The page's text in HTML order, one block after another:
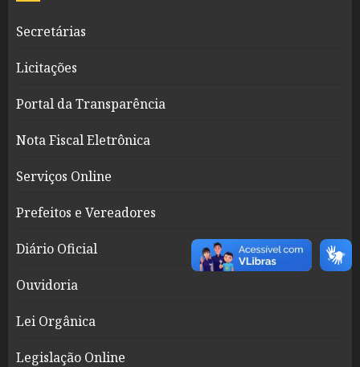
Secretárias
Licitações
Portal da Transparência
Nota Fiscal Eletrônica
Serviços Online
Prefeitos e Vereadores
Diário Oficial
Ouvidoria
Lei Orgânica
Legislação Online